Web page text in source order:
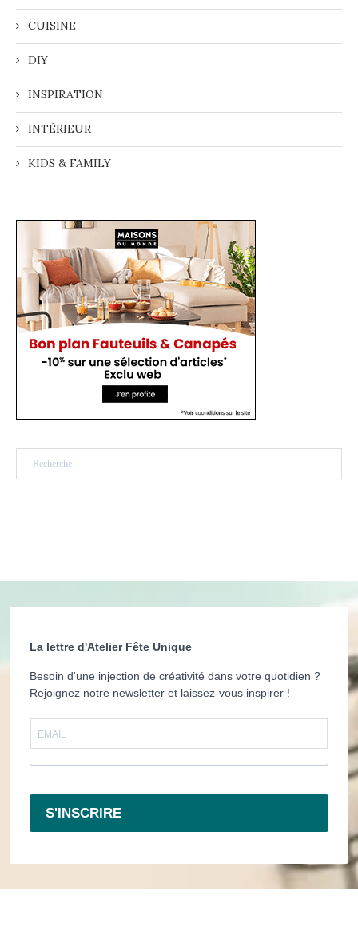
CUISINE
DIY
INSPIRATION
INTÉRIEUR
KIDS & FAMILY
La lettre d'Atelier Fête Unique
Besoin d'une injection de créativité dans votre quotidien ?
Rejoignez notre newsletter et laissez-vous inspirer !
S'INSCRIRE